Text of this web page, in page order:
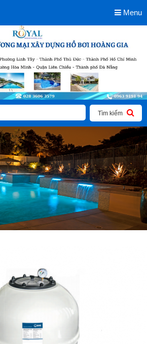
Menu
Tìm kiếm